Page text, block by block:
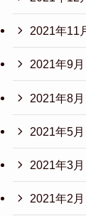
2021年11
2021年9月
2021年8月
2021年5月
2021年3月
2021年2月